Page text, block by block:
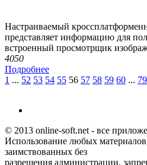
Настраиваемый
представляет информацию для
встроенный просмотрщик
4050
Подробнее
1 ... 52 53 54 55 56 57 58 59 60 ... 79
© 2013 online-soft.net - все
Использование любых
заимствованных без
разрешения администрации,